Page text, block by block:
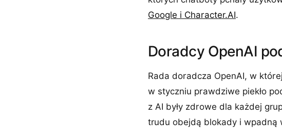
Google i Character.AI.
Doradcy OpenAI
Rada doradcza OpenAI, w
w styczniu prawdziwe piekło
z AI były zdrowe dla każdej
trudu obejdą blokady i wpadną